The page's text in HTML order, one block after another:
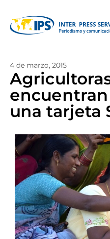
4 de marzo, 2015
una tarjeta